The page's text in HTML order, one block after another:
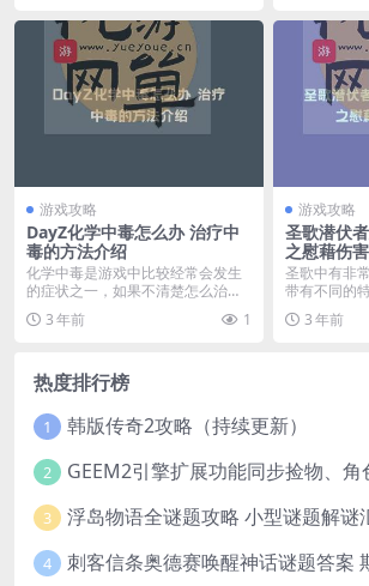
游戏攻略
DayZ化学中毒怎么办 治疗中
毒的方法介绍
化学中毒是游戏中比较经常会发生
的症状之一，如果不清楚怎么治
疗，那么就会很难生存下...
3 年前 1
游戏攻略
圣歌潜伏
之慰藉伤
圣歌中有非
带有不同的
敌人后回复
3 年前
热度排行榜
1 韩版传奇2攻略（持续更新）
2 GEEM2引擎扩展功能同步捡物、角
3 浮岛物语全谜题攻略 小型谜题解谜
4